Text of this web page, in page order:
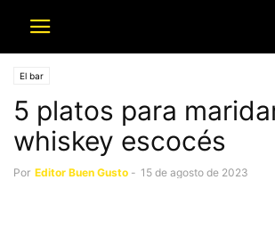
El bar
5 platos para
whiskey escocés
Por Editor Buen Gusto - 15 de agosto de 2023